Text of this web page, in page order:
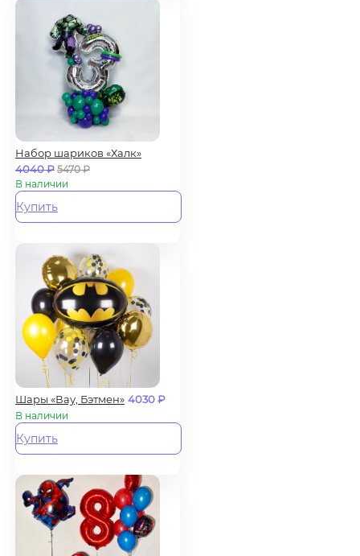
Набор шариков «Халк»
4040₽ 5470₽
В наличии
Купить
Шары «Вау, Бэтмен» 4030₽
В наличии
Купить